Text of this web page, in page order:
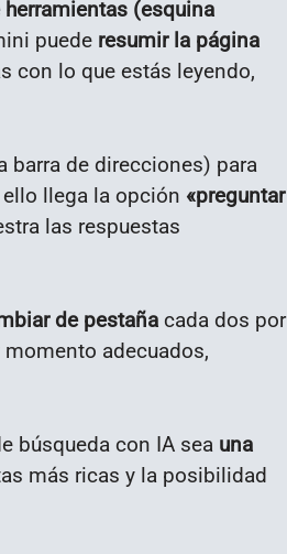
(esquina
puede resumir la página
con lo que estás leyendo,
barra de direcciones) para
llega la opción «preguntar
las respuestas
de pestaña cada dos por
adecuados,
búsqueda con IA sea una
más ricas y la posibilidad